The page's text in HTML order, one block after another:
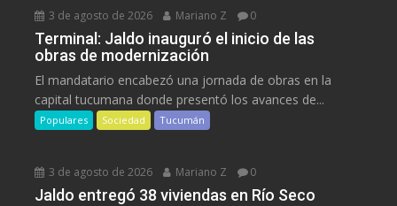
3 de agosto de 2026 Mariano Z 0
Terminal: Jaldo inauguró el inicio de las
obras de modernización
El mandatario encabezó una jornada de obras en la
capital tucumana donde presentó los avances de...
Populares Sociedad Tucumán
3 de agosto de 2026 Mariano Z 0
Jaldo entregó 38 viviendas en Río Seco